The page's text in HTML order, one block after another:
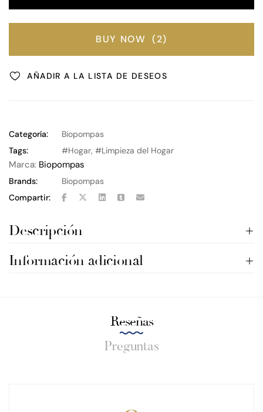
BUY NOW 2
AÑADIR A LA LISTA DE DESEOS
Categoría:
Biopompas
Tags:
Hogar, Limpieza del Hogar
Marca: Biopompas
Brands:
Biopompas
Compartir:
Descripción
Información adicional
Reseñas
Preguntas